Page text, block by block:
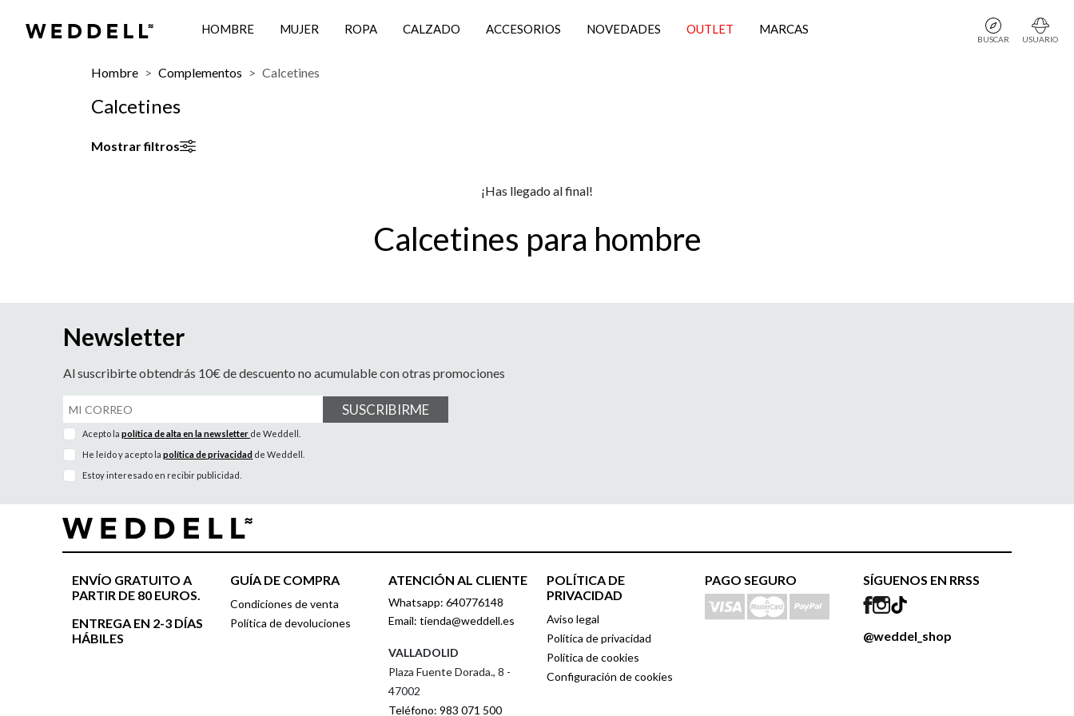
HOMBRE MUJER ROPA CALZADO ACCESORIOS NOVEDADES OUTLET MARCAS
BUSCAR USUARIO
Hombre Complementos Calcetines
Calcetines
Mostrar filtros
¡Has llegado al final!
Calcetines para hombre
Newsletter
Al suscribirte obtendrás 10€ de descuento no acumulable con otras promociones
SUSCRIBIRME
Acepto lapolítica de alta en la newsletter de Weddell.
He leído y acepto lapolítica de privacidad de Weddell.
Estoy interesado en recibir publicidad.
ENVÍO GRATUITO A
PARTIR DE 80 EUROS.
ENTREGA EN 2-3 DÍAS
HÁBILES
GUÍA DE COMPRA
Condiciones de venta
Política de devoluciones
ATENCIÓN AL CLIENTE
Whatsapp: 640776148
Email: tienda@weddell.es
VALLADOLID
Plaza Fuente Dorada., 8 -
47002
Teléfono: 983 071 500
POLÍTICA DE
PRIVACIDAD
Aviso legal
Política de privacidad
Política de cookies
Configuración de cookies
PAGO SEGURO SÍGUENOS EN RRSS
@weddel_shop